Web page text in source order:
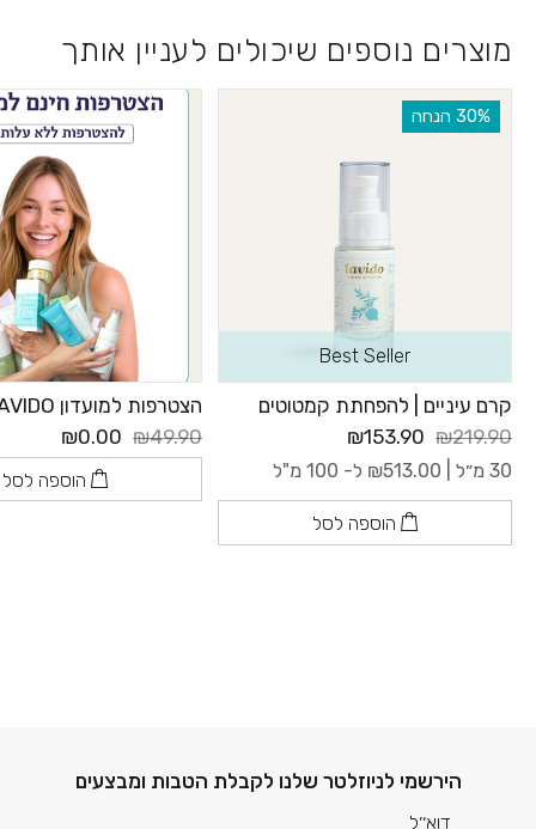
מוצרים נוספים שיכולים לעניין אותך
‫30% הנחה
Best Seller
קרם עיניים | להפחתת קמטוטים
₪219.90
₪153.90
30 מ״ל | ₪513.00 ל- 100 מ"ל
הוספה לסל
הצטרפות למועדון LAVIDO
₪49.90
₪0.00
הוספה לסל
הירשמי לניוזלטר שלנו לקבלת הטבות ומבצעים
דוא׳׳ל